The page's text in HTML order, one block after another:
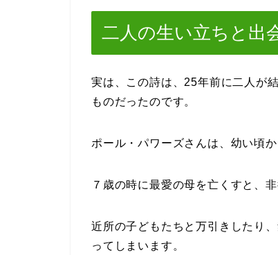
二人の生い立ちと出
実は、この詩は、25年前に二人が
ものだったのです。
ポール・パワーズさんは、幼い頃
７歳の時に最愛の母を亡くすと、
近所の子どもたちと万引きしたり
ってしまいます。